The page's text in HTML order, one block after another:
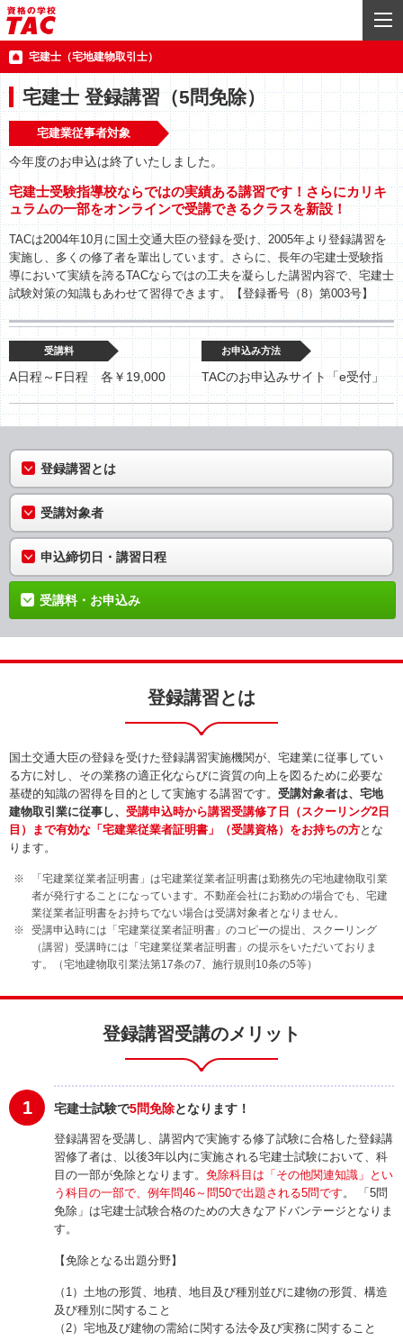
宅建士（宅地建物取引士）
宅建士 登録講習（5問免除）
宅建業従事者対象
今年度のお申込は終了いたしました。
宅建士受験指導校ならではの実績ある講習です！さらにカリキ
ュラムの一部をオンラインで受講できるクラスを新設！
TACは2004年10月に国土交通大臣の登録を受け、2005年より登録講習を
実施し、多くの修了者を輩出しています。さらに、長年の宅建士受験指
導において実績を誇るTACならではの工夫を凝らした講習内容で、宅建士
試験対策の知識もあわせて習得できます。【登録番号（8）第003号】
受講料
A日程～F日程 各￥19,000
お申込み方法
TACのお申込みサイト「e受付」
登録講習とは
受講対象者
申込締切日・講習日程
受講料・お申込み
登録講習とは
国土交通大臣の登録を受けた登録講習実施機関が、宅建業に従事してい
る方に対し、その業務の適正化ならびに資質の向上を図るために必要な
基礎的知識の習得を目的として実施する講習です。 受講対象者は、宅地
建物取引業に従事し、 受講申込時から講習受講修了日（スクーリング2日
目）まで有効な「宅建業従業者証明書」（受講資格）をお持ちの方と な
ります。
「宅建業従業者証明書」は宅建業従業者証明書は勤務先の宅地建物取引業
者が発行することになっています。不動産会社にお勤めの場合でも、宅建
業従業者証明書をお持ちでない場合は受講対象者となりません。
受講申込時には「宅建業従業者証明書」のコピーの提出、スクーリング
（講習）受講時には「宅建業従業者証明書」の提示をいただいておりま
す。（宅地建物取引業法第17条の7、施行規則10条の5等）
登録講習受講のメリット
1 宅建士試験で5問免除となります！
登録講習を受講し、講習内で実施する修了試験に合格した登録講
習修了者は、以後3年以内に実施される宅建士試験において、科
目の一部が免除となります。 免除科目は「その他関連知識」とい
う科目の一部で、例年問46～問50で出題される5問です。 「5問
免除」は宅建士試験合格のための大きなアドバンテージとなりま
す。
【免除となる出題分野】
（1）土地の形質、地積、地目及び種別並びに建物の形質、構造
及び種別に関すること
（2）宅地及び建物の需給に関する法令及び実務に関すること